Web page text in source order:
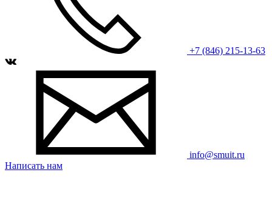
+7 (846) 215-13-63
info@smuit.ru
Написать нам